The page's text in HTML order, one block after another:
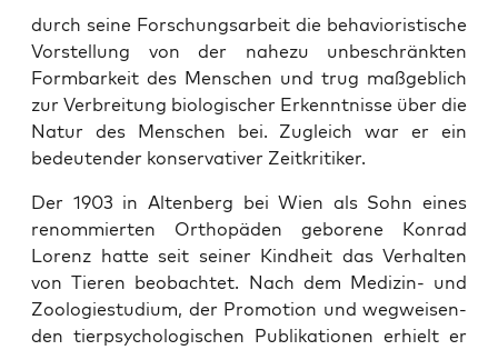
durch sei­ne For­schungs­ar­beit die beha­vio­ris­ti­sche
Vor­stel­lung von der nahe­zu unbe­schränk­ten
Form­bar­keit des Men­schen und trug maß­geb­lich
zur Ver­brei­tung bio­lo­gi­scher Erkennt­nis­se über die
Natur des Men­schen bei. Zugleich war er ein
bedeu­ten­der kon­ser­va­ti­ver Zeitkritiker.
Der 1903 in Alten­berg bei Wien als Sohn eines
renom­mier­ten Ortho­pä­den gebo­re­ne Kon­rad
Lorenz hat­te seit sei­ner Kind­heit das Ver­hal­ten
von Tie­ren beob­ach­tet. Nach dem Medi­zin- und
Zoo­lo­gie­stu­di­um, der Pro­mo­ti­on und weg­wei­sen­
den tier­psy­cho­lo­gi­schen Publi­ka­tio­nen erhielt er